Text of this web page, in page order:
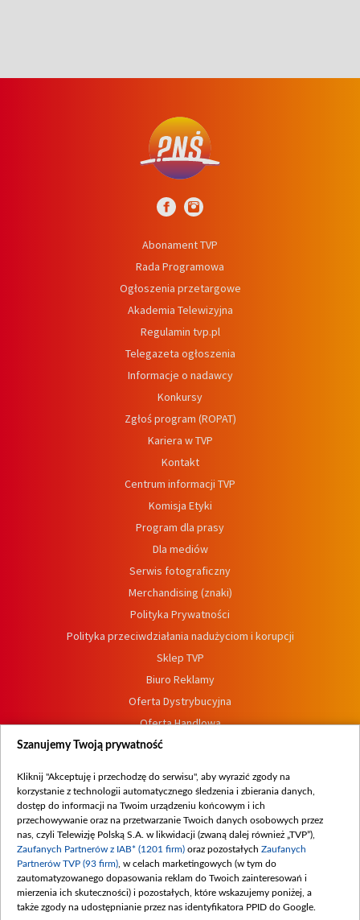
Abonament TVP
Rada Programowa
Ogłoszenia przetargowe
Akademia Telewizyjna
Regulamin tvp.pl
Telegazeta ogłoszenia
Informacje o nadawcy
Konkursy
Zgłoś program (ROPAT)
Kariera w TVP
Kontakt
Centrum informacji TVP
Komisja Etyki
Program dla prasy
Dla mediów
Serwis fotograficzny
Merchandising (znaki)
Polityka Prywatności
Polityka przeciwdziałania nadużyciom i korupcji
Sklep TVP
Biuro Reklamy
Oferta Dystrybucyjna
Oferta Handlowa
Dostępność
Procedura zgłoszeń wewnętrznych
Szanujemy Twoją prywatność
Kliknij "Akceptuję i przechodzę do serwisu", aby wyrazić zgody na
korzystanie z technologii automatycznego śledzenia i zbierania danych,
dostęp do informacji na Twoim urządzeniu końcowym i ich
przechowywanie oraz na przetwarzanie Twoich danych osobowych przez
nas, czyli Telewizję Polską S.A. w likwidacji (zwaną dalej również „TVP”),
Zaufanych Partnerów z IAB* (1201 firm) oraz pozostałych Zaufanych
Partnerów TVP (93 firm) , w celach marketingowych (w tym do
zautomatyzowanego dopasowania reklam do Twoich zainteresowań i
mierzenia ich skuteczności) i pozostałych, które wskazujemy poniżej, a
także zgody na udostępnianie przez nas identyfikatora PPID do Google.